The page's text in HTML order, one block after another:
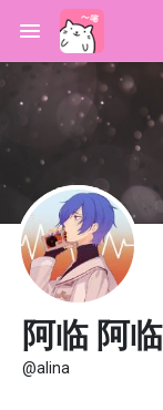
阿临 阿临
@alina